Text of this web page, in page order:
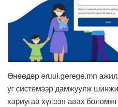
Өнөөдөр eruul.gerege.mn
уг системээр дамжуулж
хариугаа хүлээн авах